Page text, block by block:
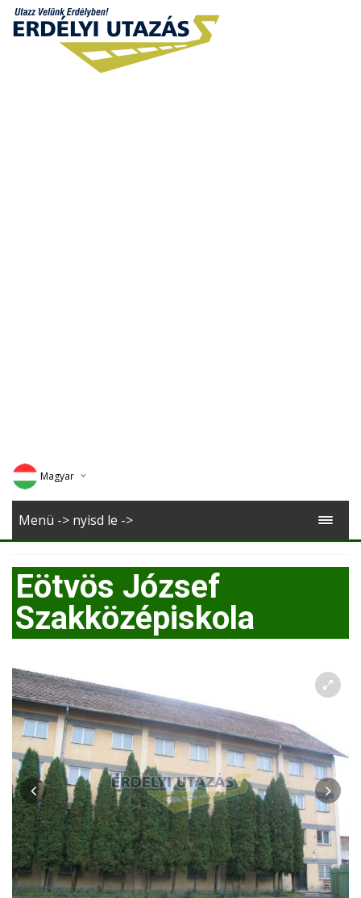
Magyar
Deutsch
Romana
Menü -> nyisd le ->
Eötvös József
Szakközépiskola